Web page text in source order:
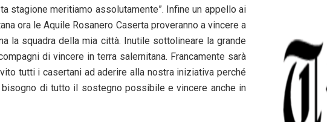
stagione meritiamo assolutamente”. Infine un appello ai
ora le Aquile Rosanero Caserta proveranno a vincere a
la squadra della mia città. Inutile sottolineare la grande
di vincere in terra salernitana. Francamente sarà
tutti i casertani ad aderire alla nostra iniziativa perché
di tutto il sostegno possibile e vincere anche in